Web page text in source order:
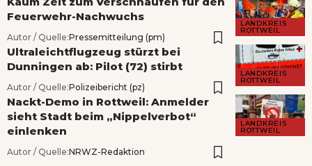
LANDKREIS
ROTTWEIL
Feuerwehr-Nachwuchs
Autor / Quelle:Pressemitteilung (pm)
LANDKREIS
ROTTWEIL
Ultraleichtflugzeug stürzt bei
Dunningen ab: Pilot (72) stirbt
Autor / Quelle:Polizeibericht (pz)
LANDKREIS
ROTTWEIL
Nackt-Demo in Rottweil: Anmelder
sieht Stadt beim „Nippelverbot“
einlenken
Autor / Quelle:NRWZ-Redaktion